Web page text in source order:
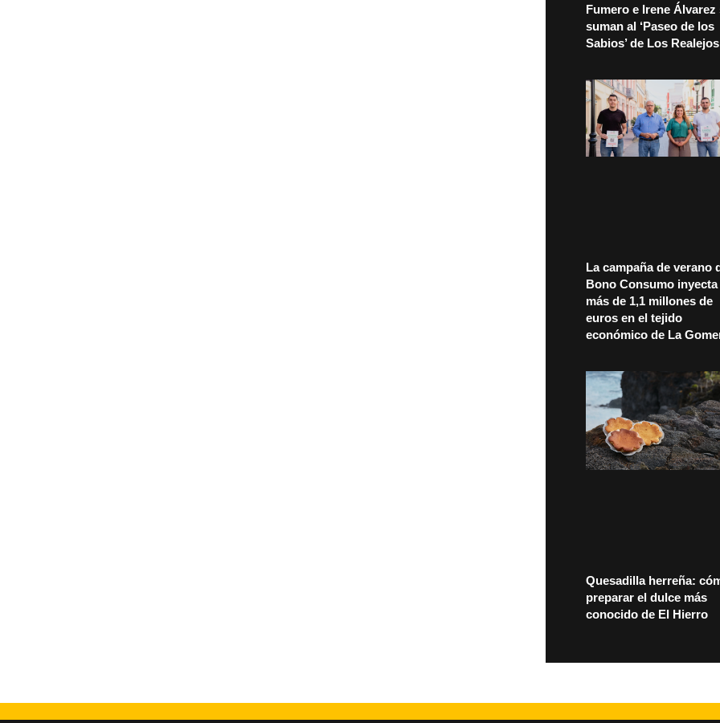
Fumero e Irene Álvarez
suman al ‘Paseo de los
Sabios’ de Los Realejos
La campaña de verano
Bono Consumo inyecta
más de 1,1 millones de
euros en el tejido
económico de La
Quesadilla herreña:
preparar el dulce más
conocido de El Hierro